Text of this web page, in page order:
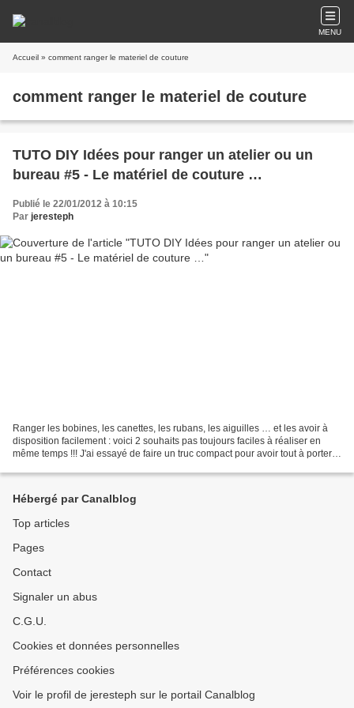
MENU
Accueil » comment ranger le materiel de couture
comment ranger le materiel de couture
TUTO DIY Idées pour ranger un atelier ou un
bureau #5 - Le matériel de couture …
Publié le 22/01/2012 à 10:15
Par jeresteph
Ranger les bobines, les canettes, les rubans, les aiguilles … et les avoir à
disposition facilement : voici 2 souhaits pas toujours faciles à réaliser en
même temps !!! J'ai essayé de faire un truc compact pour avoir tout à porter
Hébergé par Canalblog
Top articles
Pages
Contact
Signaler un abus
C.G.U.
Cookies et données personnelles
Préférences cookies
Voir le profil de jeresteph sur le portail Canalblog